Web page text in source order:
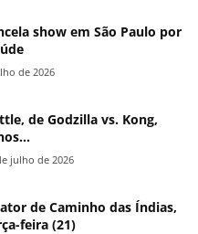
show em São Paulo por
de 2026
de Godzilla vs. Kong,
julho de 2026
de Caminho das Índias,
feira (21)